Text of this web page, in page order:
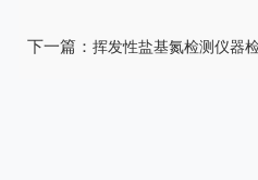
下一篇： 挥发性盐基氮检测仪器